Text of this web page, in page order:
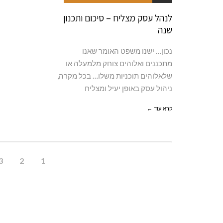
לנהל עסק מצליח – סיכום ותכנון
שנה
נכון… ישנו משפט האומר שאנו
מתכננים ואלוהים צוחק מלמעלה או
שלאלוהים תוכניות משלו… בכל מקרה,
ניהול עסק באופן יעיל ומצליח
קרא עוד ←
1
2